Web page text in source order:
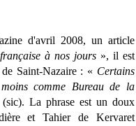
d'avril 2008, un article
à nos jours », il est
Saint-Nazaire : « Certains
comme Bureau de la
La phrase est un doux
et Tahier de Kervaret